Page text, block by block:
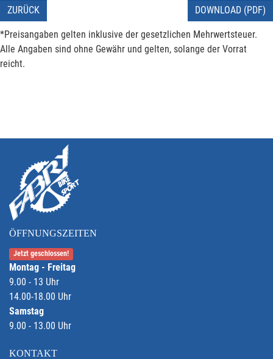
ZURÜCK DOWNLOAD (PDF)
*Preisangaben gelten inklusive der gesetzlichen Mehrwertsteuer.
Alle Angaben sind ohne Gewähr und gelten, solange der Vorrat
reicht.
ÖFFNUNGSZEITEN
Jetzt geschlossen!
Montag - Freitag
9.00 - 13 Uhr
14.00-18.00 Uhr
Samstag
9.00 - 13.00 Uhr
KONTAKT